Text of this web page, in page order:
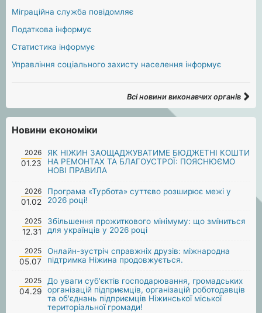
Міграційна служба повідомляє
Податкова інформує
Статистика інформує
Управління соціального захисту населення інформує
Всі новини виконавчих органів
Новини економіки
2026
01.23
ЯК НІЖИН ЗАОЩАДЖУВАТИМЕ БЮДЖЕТНІ КОШТИ
НА РЕМОНТАХ ТА БЛАГОУСТРОЇ: ПОЯСНЮЄМО
НОВІ ПРАВИЛА
2026
01.02
Програма «Турбота» суттєво розширює межі у
2026 році!
2025
12.31
Збільшення прожиткового мінімуму: що зміниться
для українців у 2026 році
2025
05.07
Онлайн-зустріч справжніх друзів: міжнародна
підтримка Ніжина продовжується.
2025
04.29
До уваги суб'єктів господарювання, громадських
організацій підприємців, організацій роботодавців
та об'єднань підприємців Ніжинської міської
територіальної громади!